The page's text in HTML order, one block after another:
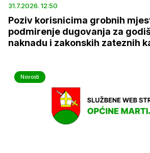
31.7.2026. 12:50
Poziv korisnicima grobnih
podmirenje dugovanja za
naknadu i zakonskih zateznih
Novosti